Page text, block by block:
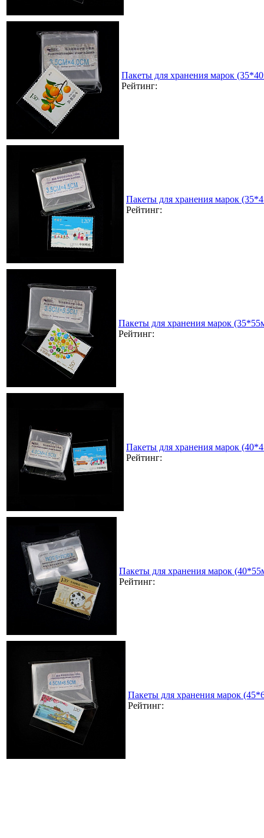
Пакеты для хранения марок
Рейтинг:
Пакеты для хранения марок
Рейтинг:
Пакеты для хранения марок
Рейтинг:
Пакеты для хранения марок
Рейтинг:
Пакеты для хранения марок
Рейтинг:
Пакеты для хранения марок
Рейтинг: